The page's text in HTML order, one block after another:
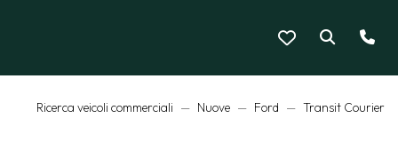
Ricerca veicoli commerciali Nuove Ford Transit Courier